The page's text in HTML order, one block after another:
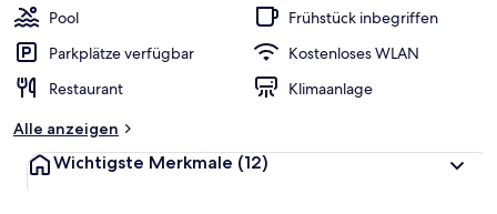
Pool
Frühstück inbegriffen
Parkplätze verfügbar
Kostenloses WLAN
Restaurant
Klimaanlage
Alle anzeigen
Wichtigste Merkmale (12)